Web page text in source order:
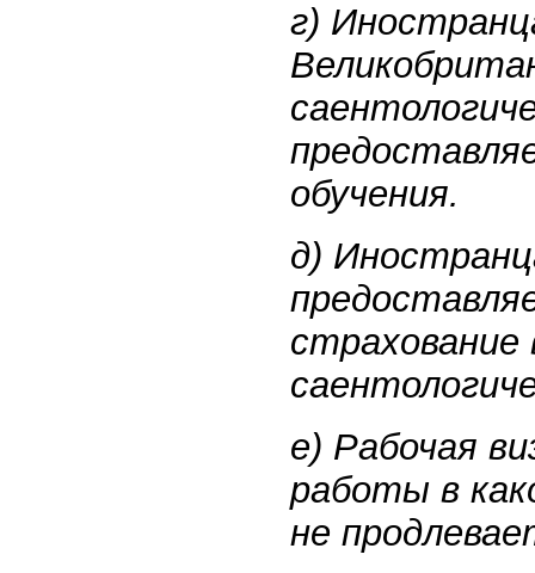
г)
обучения.
д)
страхование
е) Рабочая
работы в
не